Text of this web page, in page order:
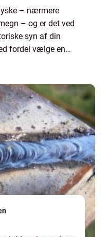
– nærmere
– og er det ved
syn af din
fordel vælge en